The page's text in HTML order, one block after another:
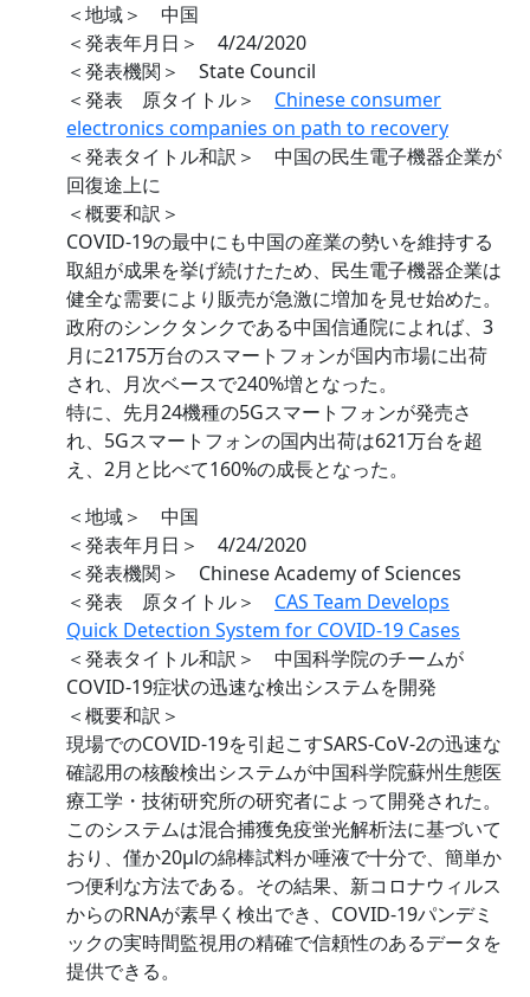
＜地域＞ 中国
＜発表年月日＞ 4/24/2020
＜発表機関＞ State Council
＜発表 原タイトル＞ Chinese consumer
electronics companies on path to recovery
＜発表タイトル和訳＞ 中国の民生電子機器企業が
回復途上に
＜概要和訳＞
COVID-19の最中にも中国の産業の勢いを維持する
取組が成果を挙げ続けたため、民生電子機器企業は
健全な需要により販売が急激に増加を見せ始めた。
政府のシンクタンクである中国信通院によれば、3
月に2175万台のスマートフォンが国内市場に出荷
され、月次ベースで240%増となった。
特に、先月24機種の5Gスマートフォンが発売さ
れ、5Gスマートフォンの国内出荷は621万台を超
え、2月と比べて160%の成長となった。
＜地域＞ 中国
＜発表年月日＞ 4/24/2020
＜発表機関＞ Chinese Academy of Sciences
＜発表 原タイトル＞ CAS Team Develops
Quick Detection System for COVID-19 Cases
＜発表タイトル和訳＞ 中国科学院のチームが
COVID-19症状の迅速な検出システムを開発
＜概要和訳＞
現場でのCOVID-19を引起こすSARS-CoV-2の迅速な
確認用の核酸検出システムが中国科学院蘇州生態医
療工学・技術研究所の研究者によって開発された。
このシステムは混合捕獲免疫蛍光解析法に基づいて
おり、僅か20µlの綿棒試料か唾液で十分で、簡単か
つ便利な方法である。その結果、新コロナウィルス
からのRNAが素早く検出でき、COVID-19パンデミ
ックの実時間監視用の精確で信頼性のあるデータを
提供できる。